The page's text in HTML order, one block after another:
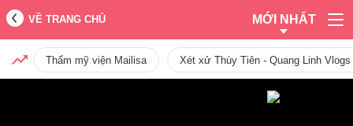
VỀ TRANG CHỦ MỚI NHẤT
Thẩm mỹ viện Mailisa Xét xử Thùy Tiên - Quang Linh